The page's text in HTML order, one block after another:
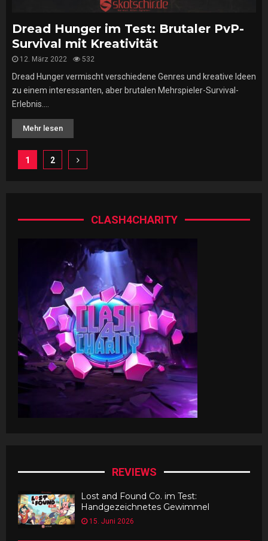
Dread Hunger im Test: Brutaler PvP-
Survival mit Kreativität
12. März 2022 532
Dread Hunger vermischt verschiedene Genres und kreative Ideen
zu einem interessanten, aber brutalen Mehrspieler-Survival-
Erlebnis....
Mehr lesen
Seitennummerierung
1 2
CLASH4CHARITY
REVIEWS
Lost and Found Co. im Test:
Handgezeichnetes Gewimmel
15. Juni 2026